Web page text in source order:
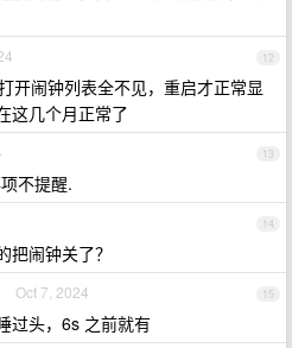
12
开闹钟列表全不见，重启才正常显
这几个月正常了
13
不提醒.
14
把闹钟关了？
15
Oct 7, 2024
过头，6s 之前就有